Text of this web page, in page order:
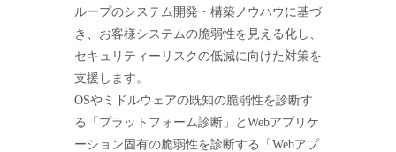
ループのシステム開発・構築ノウハウに基づ
き、お客様システムの脆弱性を見える化し、
セキュリティーリスクの低減に向けた対策を
支援します。
OSやミドルウェアの既知の脆弱性を診断す
る「プラットフォーム診断」とWebアプリケ
ーション固有の脆弱性を診断する「Webアプ